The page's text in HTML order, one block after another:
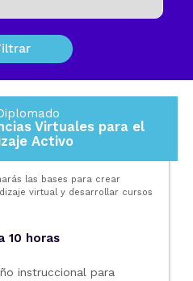
Virtuales para el
Activo
las bases para crear
virtual y desarrollar cursos
10 horas
instruccional para